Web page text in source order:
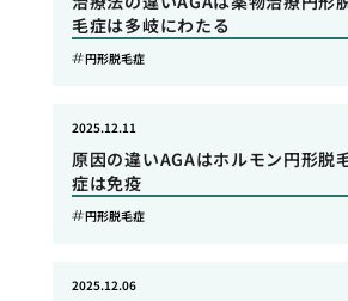
毛症は多岐にわたる
円形脱毛症
原因の違いAGAはホルモン円形脱
症は免疫
2025.12.11
円形脱毛症
2025.12.06